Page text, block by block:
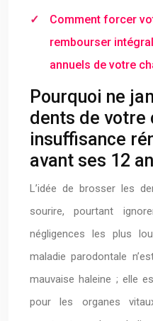
Comment forcer
rembourser
annuels de votre
Pourquoi ne
dents de votre
insuffisance
avant ses 12
L’idée de brosser les
sourire, pourtant
négligences les plus
maladie parodontale
mauvaise haleine ; elle
pour les organes